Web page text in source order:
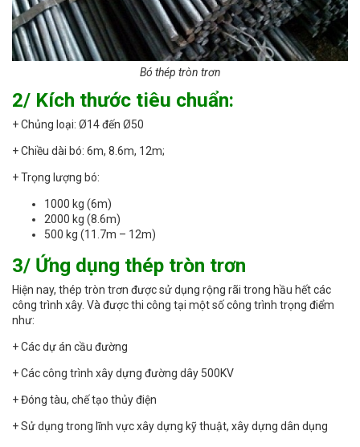
Bó thép tròn trơn
2/ Kích thước tiêu chuẩn:
+ Chủng loại: Ø14 đến Ø50
+ Chiều dài bó: 6m, 8.6m, 12m;
+ Trọng lượng bó:
1000 kg (6m)
2000 kg (8.6m)
500 kg (11.7m – 12m)
3/ Ứng dụng thép tròn trơn
Hiện nay, thép tròn trơn được sử dụng rộng rãi trong hầu hết các
công trình xây. Và được thi công tại một số công trình trọng điểm
như:
+ Các dự án cầu đường
+ Các công trình xây dựng đường dây 500KV
+ Đóng tàu, chế tạo thủy điện
+ Sử dụng trong lĩnh vực xây dựng kỹ thuật, xây dựng dân dụng